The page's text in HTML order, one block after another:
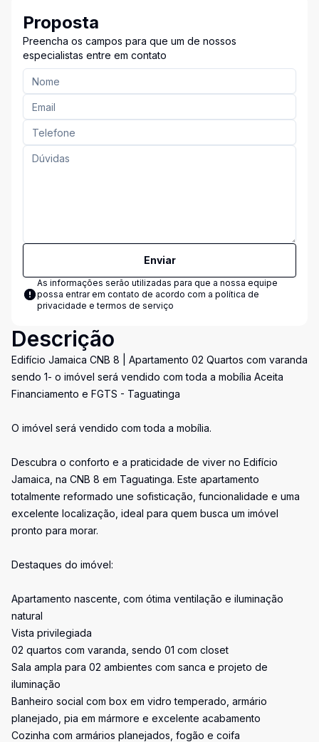
Proposta
Preencha os campos para que um de nossos
especialistas entre em contato
Enviar
As informações serão utilizadas para que a nossa equipe
possa entrar em contato de acordo com a política de
privacidade e termos de serviço
Descrição
Edifício Jamaica CNB 8 | Apartamento 02 Quartos com varanda
sendo 1- o imóvel será vendido com toda a mobília Aceita
Financiamento e FGTS - Taguatinga
O imóvel será vendido com toda a mobília.
Descubra o conforto e a praticidade de viver no Edifício
Jamaica, na CNB 8 em Taguatinga. Este apartamento
totalmente reformado une sofisticação, funcionalidade e uma
excelente localização, ideal para quem busca um imóvel
pronto para morar.
Destaques do imóvel:
Apartamento nascente, com ótima ventilação e iluminação
natural
Vista privilegiada
02 quartos com varanda, sendo 01 com closet
Sala ampla para 02 ambientes com sanca e projeto de
iluminação
Banheiro social com box em vidro temperado, armário
planejado, pia em mármore e excelente acabamento
Cozinha com armários planejados, fogão e coifa